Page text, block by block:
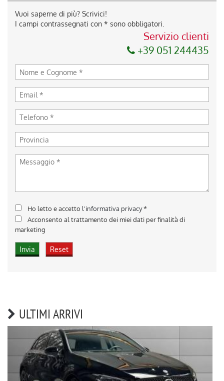
Vuoi saperne di più? Scrivici!
I campi contrassegnati con * sono obbligatori.
Servizio clienti
+39 051 244435
Ho letto e accetto l'informativa privacy*
Acconsento al trattamento dei miei dati per finalità di
marketing
ULTIMI ARRIVI